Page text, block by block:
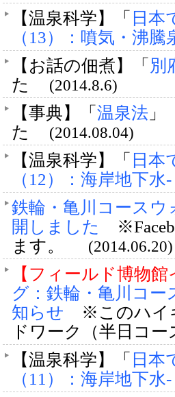
【温泉科学】「 日本
（13）：噴気・沸騰
【お話の佃煮】「 別
た
(2014.8.6)
【事典】「 温泉法 」
た
(2014.08.04)
【温泉科学】「 日本
（12）：海岸地下水-
鉄輪・亀川コースウ
開しました
ます。
(2014.06.20)
【フィールド博物館
グ：鉄輪・亀川コ
知らせ
※このハイ
ドワーク（半日コ
【温泉科学】「 日本
（11）：海岸地下水-